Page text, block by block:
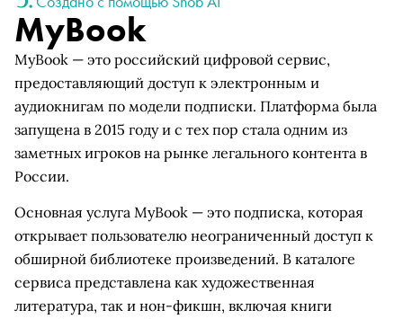
MyBook
MyBook — это российский цифровой сервис,
предоставляющий доступ к электронным и
аудиокнигам по модели подписки. Платформа была
запущена в 2015 году и с тех пор стала одним из
заметных игроков на рынке легального контента в
России.
Основная услуга MyBook — это подписка, которая
открывает пользователю неограниченный доступ к
обширной библиотеке произведений. В каталоге
сервиса представлена как художественная
литература, так и нон-фикшн, включая книги